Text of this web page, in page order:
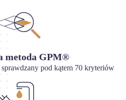
metoda GPM®
pod kątem 70 kryteriów